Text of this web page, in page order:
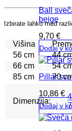
Ball
beige
9,70 €
Dodaj v
Pillar
10,86 €
Dodaj v
Izbirate lahko med
Višina
56 cm
44
66 cm
54
85 cm
70
Dimenzija: